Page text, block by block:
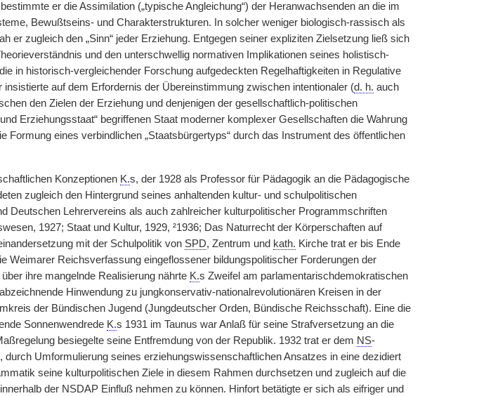
er die Assimilation („typische Angleichung“) der Heranwachsenden an die im
Bewußtseins- und Charakterstrukturen. In solcher weniger biologisch-rassisch als
er zugleich den „Sinn“ jeder Erziehung. Entgegen seiner expliziten Zielsetzung ließ sich
und den unterschwellig normativen Implikationen seines holistisch-
in historisch-vergleichender Forschung aufgedeckten Regelhaftigkeiten in Regulative
auf dem Erfordernis der Übereinstimmung zwischen intentionaler (d. h. auch
den Zielen der Erziehung und denjenigen der gesellschaftlich-politischen
Erziehungsstaat“ begriffenen Staat moderner komplexer Gesellschaften die Wahrung
Formung eines verbindlichen „Staatsbürgertyps“ durch das Instrument des öffentlichen
Konzeptionen K.s, der 1928 als Professor für Pädagogik an die Pädagogische
zugleich den Hintergrund seines anhaltenden kultur- und schulpolitischen
Deutschen Lehrervereins als auch zahlreicher kulturpolitischer Programmschriften
1927; Staat und Kultur, 1929, ²1936; Das Naturrecht der Körperschaften auf
mit der Schulpolitik von SPD, Zentrum und kath. Kirche trat er bis Ende
Weimarer Reichsverfassung eingeflossener bildungspolitischer Forderungen der
ihre mangelnde Realisierung nährte K.s Zweifel am parlamentarischdemokratischen
Hinwendung zu jungkonservativ-nationalrevolutionären Kreisen in der
der Bündischen Jugend (Jungdeutscher Orden, Bündische Reichsschaft). Eine die
Sonnenwendrede K.s 1931 im Taunus war Anlaß für seine Strafversetzung an die
besiegelte seine Entfremdung von der Republik. 1932 trat er dem NS-
durch Umformulierung seines erziehungswissenschaftlichen Ansatzes in eine dezidiert
seine kulturpolitischen Ziele in diesem Rahmen durchsetzen und zugleich auf die
der NSDAP Einfluß nehmen zu können. Hinfort betätigte er sich als eifriger und